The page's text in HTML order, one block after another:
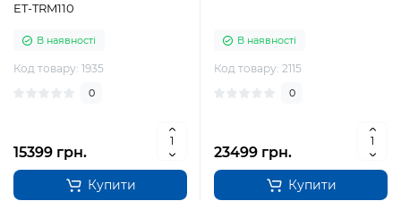
ET-TRM110
В наявності
Код товару: 1935
0
15399 грн.
Купити
В наявності
Код товару: 2115
0
23499 грн.
Купити